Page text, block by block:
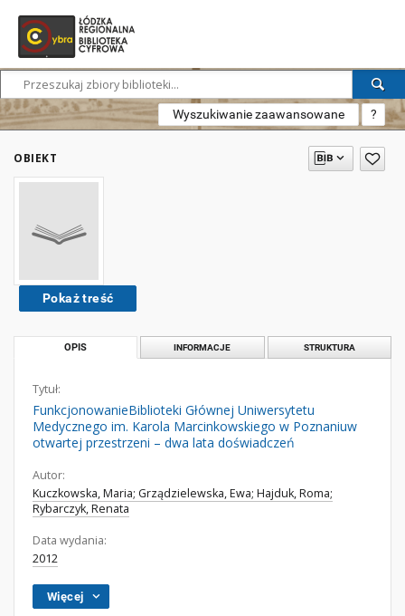
Wyszukiwanie zaawansowane ?
OBIEKT
Pokaż treść
OPIS INFORMACJE STRUKTURA
Tytuł:
FunkcjonowanieBiblioteki Głównej Uniwersytetu
Medycznego im. Karola Marcinkowskiego w Poznaniuw
otwartej przestrzeni – dwa lata doświadczeń
Autor:
Kuczkowska, Maria; Grządzielewska, Ewa; Hajduk, Roma;
Rybarczyk, Renata
Data wydania:
2012
Więcej